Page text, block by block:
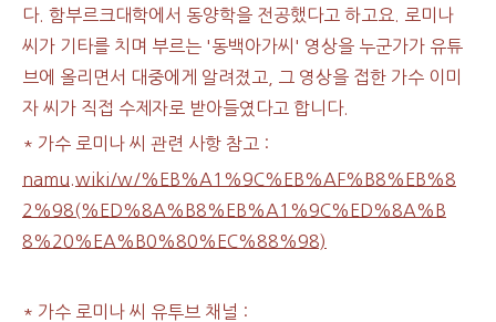
다. 함부르크대학에서 동양학을 전공했다고 하고요. 로미나
씨가 기타를 치며 부르는 '동백아가씨' 영상을 누군가가 유튜
브에 올리면서 대중에게 알려졌고, 그 영상을 접한 가수 이미
자 씨가 직접 수제자로 받아들였다고 합니다.
* 가수 로미나 씨 관련 사항 참고 :
namu.wiki/w/%EB%A1%9C%EB%AF%B8%EB%8
2%98(%ED%8A%B8%EB%A1%9C%ED%8A%B
8%20%EA%B0%80%EC%88%98)
* 가수 로미나 씨 유투브 채널 :